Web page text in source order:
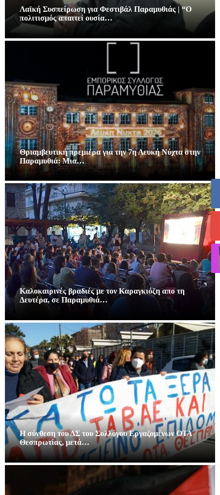
Λαϊκή Συσπείρωση για Φεστιβάλ Παραμυθιάς | “Ο
πολιτισμός απαιτεί ουσία…
Θριαμβευτική πρεμιέρα για την 7η Λευκή Νύχτα στην
Παραμυθιά: Μια…
Καλοκαιρινές βραδιές με τον Καραγκιόζη απο τη
Δευτέρα, σε Παραμυθιά…
Η σύνθεση του ΔΣ του Συλλόγου Εργαζομένων ΟΤΑ
Θεσπρωτίας, μετά…